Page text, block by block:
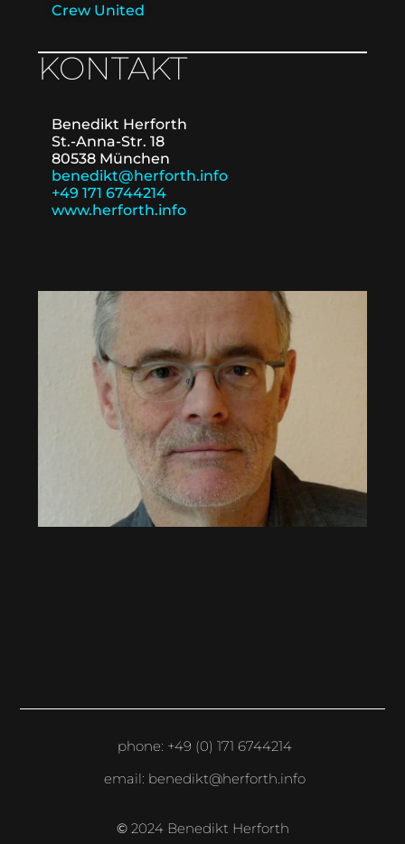
Crew United
KONTAKT
Benedikt Herforth
St.-Anna-Str. 18
80538 München
benedikt@herforth.info
+49 171 6744214
www.herforth.info
phone: +49 (0) 171 6744214
email: benedikt@herforth.info
©2024 Benedikt Herforth